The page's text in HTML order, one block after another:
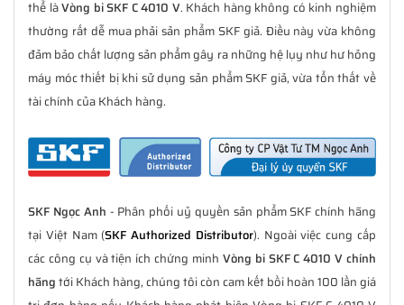
thể làVòng bi SKF C 4010 V. Khách hàng không có kinh nghiệm
thường rất dễ mua phải sản phẩm SKF giả. Điều này vừa không
đảm bảo chất lượng sản phẩm gây ra những hệ lụy như hư hỏng
máy móc thiết bị khi sử dụng sản phẩm SKF giả, vừa tổn thất về
tài chính của Khách hàng.
SKF Ngọc Anh - Phân phối uỷ quyền sản phẩm SKF chính hãng
tại Việt Nam (SKF Authorized Distributor). Ngoài việc cung cấp
các công cụ và tiện ích chứng minh Vòng bi SKF C 4010 V chính
hãngtới Khách hàng, chúng tôi còn cam kết bồi hoàn 100 lần giá